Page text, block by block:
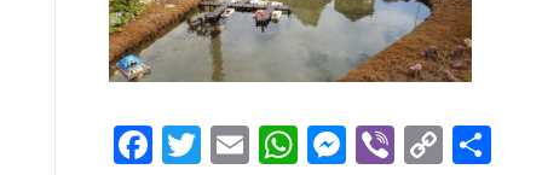
Facebook
Twitter
EmailWhatsApp
Messenger
Viber
Copy